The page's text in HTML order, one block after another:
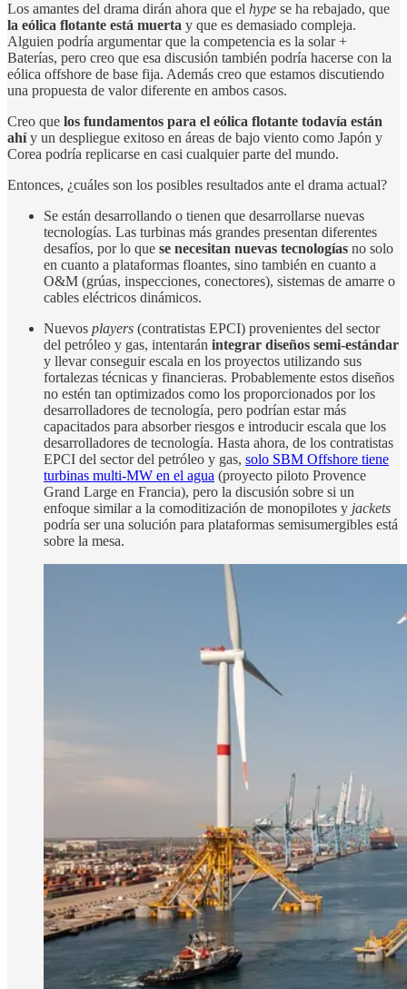
Los amantes del drama dirán ahora que el hype se ha rebajado, que
la eólica flotante está muerta y que es demasiado compleja.
Alguien podría argumentar que la competencia es la solar +
Baterías, pero creo que esa discusión también podría hacerse con la
eólica offshore de base fija. Además creo que estamos discutiendo
una propuesta de valor diferente en ambos casos.
Creo que los fundamentos para el eólica flotante todavía están
ahíy un despliegue exitoso en áreas de bajo viento como Japón y
Corea podría replicarse en casi cualquier parte del mundo.
Entonces, ¿cuáles son los posibles resultados ante el drama actual?
Se están desarrollando o tienen que desarrollarse nuevas
tecnologías. Las turbinas más grandes presentan diferentes
desafíos, por lo que se necesitan nuevas tecnologías no solo
en cuanto a plataformas floantes, sino también en cuanto a
O&M (grúas, inspecciones, conectores), sistemas de amarre o
cables eléctricos dinámicos.
Nuevos players (contratistas EPCI) provenientes del sector
del petróleo y gas, intentarán integrar diseños semi-estándar
y llevar conseguir escala en los proyectos utilizando sus
fortalezas técnicas y financieras. Probablemente estos diseños
no estén tan optimizados como los proporcionados por los
desarrolladores de tecnología, pero podrían estar más
capacitados para absorber riesgos e introducir escala que los
desarrolladores de tecnología. Hasta ahora, de los contratistas
EPCI del sector del petróleo y gas, solo SBM Offshore tiene
turbinas multi-MW en el agua (proyecto piloto Provence
Grand Large en Francia), pero la discusión sobre si un
enfoque similar a la comoditización de monopilotes y jackets
podría ser una solución para plataformas semisumergibles está
sobre la mesa.